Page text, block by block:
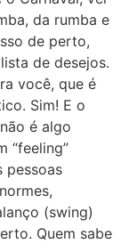
da rumba e
de perto,
de desejos.
você, que é
Sim! E o
é algo
“feeling”
pessoas
(swing)
Quem sabe